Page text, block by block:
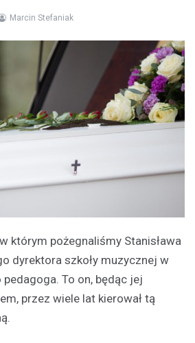
Marcin Stefaniak
którym pożegnaliśmy Stanisława
dyrektora szkoły muzycznej w
pedagoga. To on, będąc jej
przez wiele lat kierował tą